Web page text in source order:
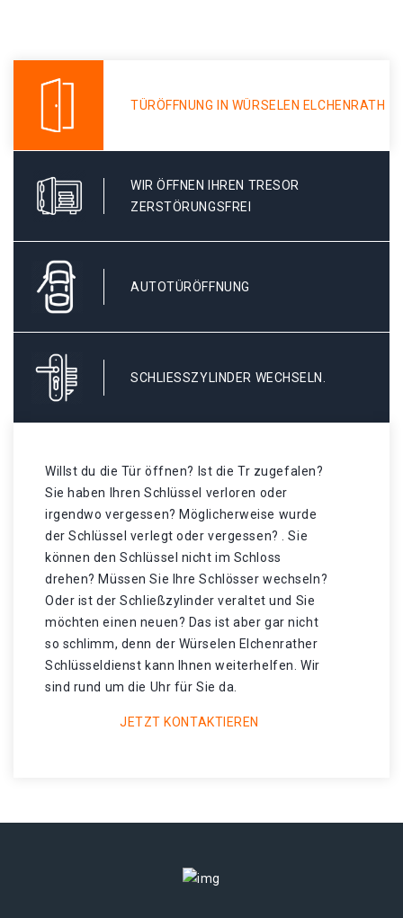
TÜRÖFFNUNG IN WÜRSELEN ELCHENRATH
WIR ÖFFNEN IHREN TRESOR
ZERSTÖRUNGSFREI
AUTOTÜRÖFFNUNG
SCHLIESSZYLINDER WECHSELN.
Willst du die Tür öffnen? Ist die Tr zugefalen?
Sie haben Ihren Schlüssel verloren oder
irgendwo vergessen? Möglicherweise wurde
der Schlüssel verlegt oder vergessen? . Sie
können den Schlüssel nicht im Schloss
drehen? Müssen Sie Ihre Schlösser wechseln?
Oder ist der Schließzylinder veraltet und Sie
möchten einen neuen? Das ist aber gar nicht
so schlimm, denn der Würselen Elchenrather
Schlüsseldienst kann Ihnen weiterhelfen. Wir
sind rund um die Uhr für Sie da.
JETZT KONTAKTIEREN